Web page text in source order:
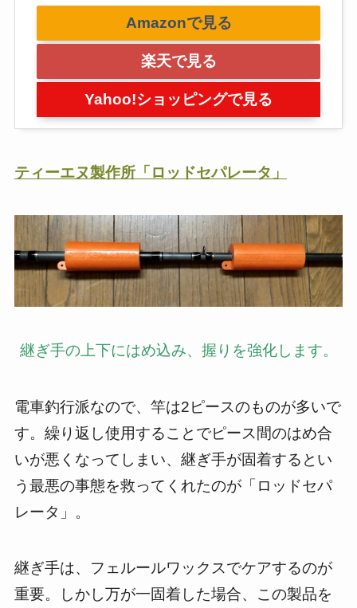
Amazonで見る
楽天で見る
Yahoo!ショッピングで見る
ティーエヌ製作所「ロッドセパレータ」
継ぎ手の上下にはめ込み、握りを強化します。
電車釣行派なので、竿は2ピースのものが多いで
す。繰り返し使用することでピース間のはめ合
いが悪くなってしまい、継ぎ手が固着するとい
う最悪の事態を救ってくれたのが「ロッドセパ
レータ」。
継ぎ手は、フェルールワックスでケアするのが
重要。しかし万が一固着した場合、この製品を